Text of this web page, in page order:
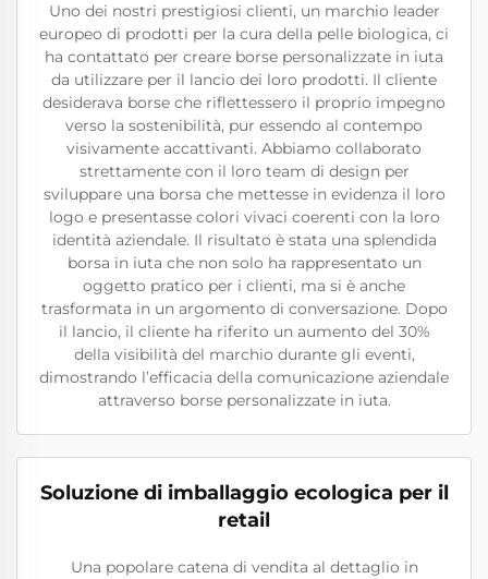
Uno dei nostri prestigiosi clienti, un marchio leader
europeo di prodotti per la cura della pelle biologica, ci
ha contattato per creare borse personalizzate in iuta
da utilizzare per il lancio dei loro prodotti. Il cliente
desiderava borse che riflettessero il proprio impegno
verso la sostenibilità, pur essendo al contempo
visivamente accattivanti. Abbiamo collaborato
strettamente con il loro team di design per
sviluppare una borsa che mettesse in evidenza il loro
logo e presentasse colori vivaci coerenti con la loro
identità aziendale. Il risultato è stata una splendida
borsa in iuta che non solo ha rappresentato un
oggetto pratico per i clienti, ma si è anche
trasformata in un argomento di conversazione. Dopo
il lancio, il cliente ha riferito un aumento del 30%
della visibilità del marchio durante gli eventi,
dimostrando l’efficacia della comunicazione aziendale
attraverso borse personalizzate in iuta.
Soluzione di imballaggio ecologica per il
retail
Una popolare catena di vendita al dettaglio in